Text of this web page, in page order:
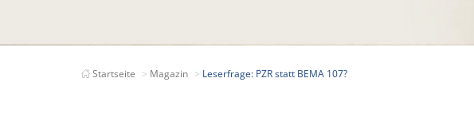
Startseite Magazin Leserfrage: PZR statt BEMA 107?